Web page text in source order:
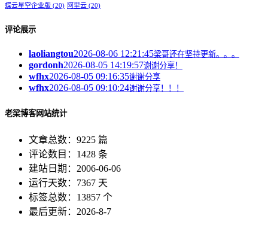
蝶云星空企业版 (20) 阿里云 (20)
评论展示
laoliangtou2026-08-06 12:21:45梁哥还在坚持更新。。。
gordonh2026-08-05 14:19:57谢谢分享！
wfhx2026-08-05 09:16:35谢谢分享
wfhx2026-08-05 09:10:24谢谢分享！！！
老梁博客网站统计
文章总数：9225 篇
评论数目：1428 条
建站日期：2006-06-06
运行天数：7367 天
标签总数：13857 个
最后更新：2026-8-7